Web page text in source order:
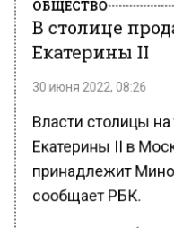
В столице
Екатерины II
Екатерины II в
принадлежит
сообщает РБК.
Согласно